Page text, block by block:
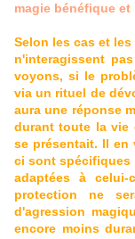
magie bénéfique
Selon les cas et
n'interagissent
voyons, si le
via un rituel de
aura une réponse
durant toute la vie
se présentait. Il en
ci sont spécifiques
adaptées à
protection ne
d'agression
encore moins